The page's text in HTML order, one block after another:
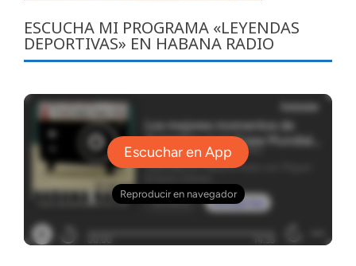
ESCUCHA MI PROGRAMA «LEYENDAS
DEPORTIVAS» EN HABANA RADIO